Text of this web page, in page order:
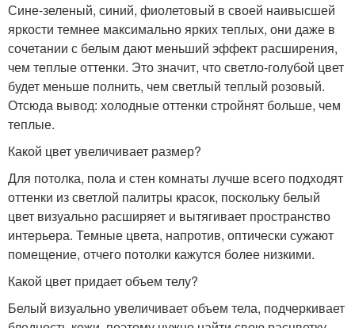
Сине-зеленый, синий, фиолетовый в своей наивысшей
яркости темнее максимально ярких теплых, они даже в
сочетании с белым дают меньший эффект расширения,
чем теплые оттенки. Это значит, что светло-голубой цвет
будет меньше полнить, чем светлый теплый розовый.
Отсюда вывод: холодные оттенки стройнят больше, чем
теплые.
Какой цвет увеличивает размер?
Для потолка, пола и стен комнаты лучше всего подходят
оттенки из светлой палитры красок, поскольку белый
цвет визуально расширяет и вытягивает пространство
интерьера. Темные цвета, напротив, оптически сужают
помещение, отчего потолки кажутся более низкими.
Какой цвет придает объем телу?
Белый визуально увеличивает объем тела, подчеркивает